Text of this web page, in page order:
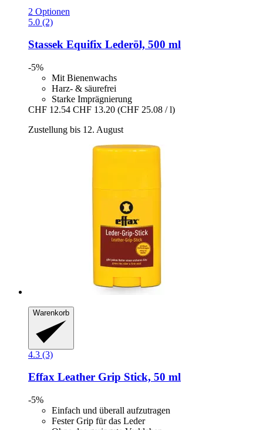
2 Optionen
5.0 (2)
Stassek Equifix Lederöl, 500 ml
-5%
Mit Bienenwachs
Harz- & säurefrei
Starke Imprägnierung
CHF 12.54 CHF 13.20 (CHF 25.08 / l)
Zustellung bis 12. August
Warenkorb
4.3 (3)
Effax Leather Grip Stick, 50 ml
-5%
Einfach und überall aufzutragen
Fester Grip für das Leder